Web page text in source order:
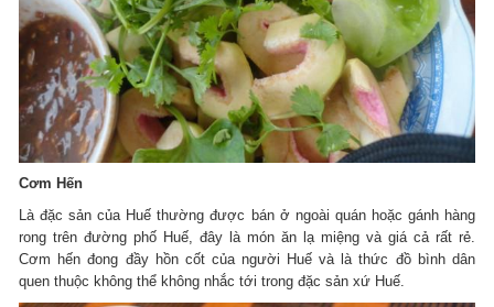
Cơm Hến
Là đặc sản của Huế thường được bán ở ngoài quán hoặc gánh hàng
rong trên đường phố Huế, đây là món ăn lạ miệng và giá cả rất rẻ.
Cơm hến đong đầy hồn cốt của người Huế và là thức đồ bình dân
quen thuộc không thể không nhắc tới trong đặc sản xứ Huế.